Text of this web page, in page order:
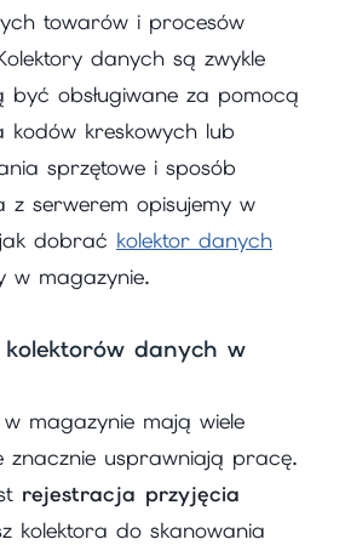
towarów i procesów
danych są zwykle
być obsługiwane za pomocą
kodów kreskowych lub
sprzętowe i sposób
z serwerem opisujemy w
dobrać kolektor danych
w magazynie.
kolektorów danych w
magazynie mają wiele
znacznie usprawniają pracę.
rejestracja przyjęcia
kolektora do skanowania